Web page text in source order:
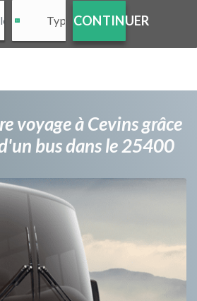
CONTINUER
voyage à Cevins grâce
bus dans le 25400